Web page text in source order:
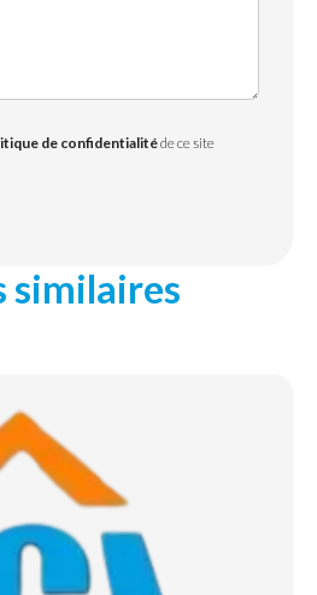
de confidentialitéde ce site
similaires